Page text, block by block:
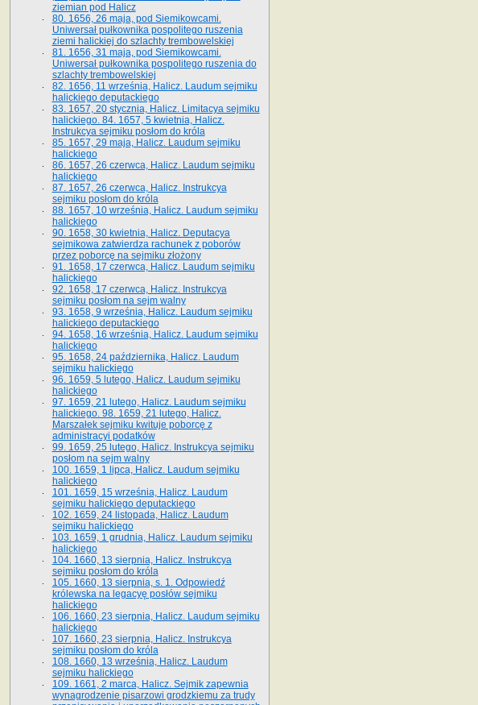
ziemian pod Halicz
80. 1656, 26 maja, pod Siemikowcami.
Uniwersał pułkownika pospolitego ruszenia
ziemi halickiej do szlachty trembowelskiej
81. 1656, 31 maja, pod Siemikowcami.
Uniwersał pułkownika pospolitego ruszenia do
szlachty trembowelskiej
82. 1656, 11 września, Halicz. Laudum sejmiku
halickiego deputackiego
83. 1657, 20 stycznia, Halicz. Limitacya sejmiku
halickiego. 84. 1657, 5 kwietnia, Halicz.
Instrukcya sejmiku posłom do króla
85. 1657, 29 maja, Halicz. Laudum sejmiku
halickiego
86. 1657, 26 czerwca, Halicz. Laudum sejmiku
halickiego
87. 1657, 26 czerwca, Halicz. Instrukcya
sejmiku posłom do króla
88. 1657, 10 września, Halicz. Laudum sejmiku
halickiego
90. 1658, 30 kwietnia, Halicz. Deputacya
sejmikowa zatwierdza rachunek z poborów
przez poborcę na sejmiku złożony
91. 1658, 17 czerwca, Halicz. Laudum sejmiku
halickiego
92. 1658, 17 czerwca, Halicz. Instrukcya
sejmiku posłom na sejm walny
93. 1658, 9 września, Halicz. Laudum sejmiku
halickiego deputackiego
94. 1658, 16 września, Halicz. Laudum sejmiku
halickiego
95. 1658, 24 października, Halicz. Laudum
sejmiku halickiego
96. 1659, 5 lutego, Halicz. Laudum sejmiku
halickiego
97. 1659, 21 lutego, Halicz. Laudum sejmiku
halickiego. 98. 1659, 21 lutego, Halicz.
Marszałek sejmiku kwituje poborcę z
administracyi podatków
99. 1659, 25 lutego, Halicz. Instrukcya sejmiku
posłom na sejm walny
100. 1659, 1 lipca, Halicz. Laudum sejmiku
halickiego
101. 1659, 15 września, Halicz. Laudum
sejmiku halickiego deputackiego
102. 1659, 24 listopada, Halicz. Laudum
sejmiku halickiego
103. 1659, 1 grudnia, Halicz. Laudum sejmiku
halickiego
104. 1660, 13 sierpnia, Halicz. Instrukcya
sejmiku posłom do króla
105. 1660, 13 sierpnia, s. 1. Odpowiedź
królewska na legacyę posłów sejmiku
halickiego
106. 1660, 23 sierpnia, Halicz. Laudum sejmiku
halickiego
107. 1660, 23 sierpnia, Halicz. Instrukcya
sejmiku posłom do króla
108. 1660, 13 września, Halicz. Laudum
sejmiku halickiego
109. 1661, 2 marca, Halicz. Sejmik zapewnia
wynagrodzenie pisarzowi grodzkiemu za trudy